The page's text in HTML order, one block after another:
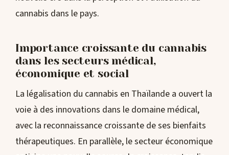
cannabis dans le pays.
Importance croissante du cannabis
dans les secteurs médical,
économique et social
La légalisation du cannabis en Thaïlande a ouvert la
voie à des innovations dans le domaine médical,
avec la reconnaissance croissante de ses bienfaits
thérapeutiques. En parallèle, le secteur économique